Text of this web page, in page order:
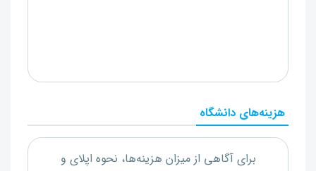
هزینه‌های دانشگاه
برای آگاهی از میزان هزینه‌ها، نحوه اپلای و